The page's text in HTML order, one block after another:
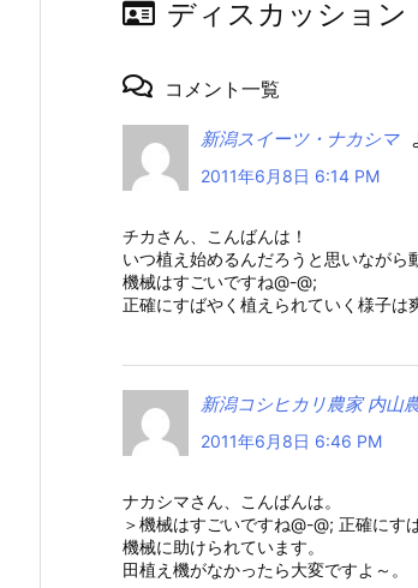
ディスカッション
コメント一覧
新潟スイーツ・ナカシマ
2011年6月8日 6:14 PM
チカさん、こんばんは！
いつ植え始めるんだろうと思いながら
機械はすごいですね@-@;
正確にすばやく植えられていく様子は
新潟コシヒカリ農家 内山
2011年6月8日 6:46 PM
ナカシマさん、こんばんは。
＞機械はすごいですね@-@; 正確に
機械に助けられています。
田植え機がなかったら大変ですよ～。